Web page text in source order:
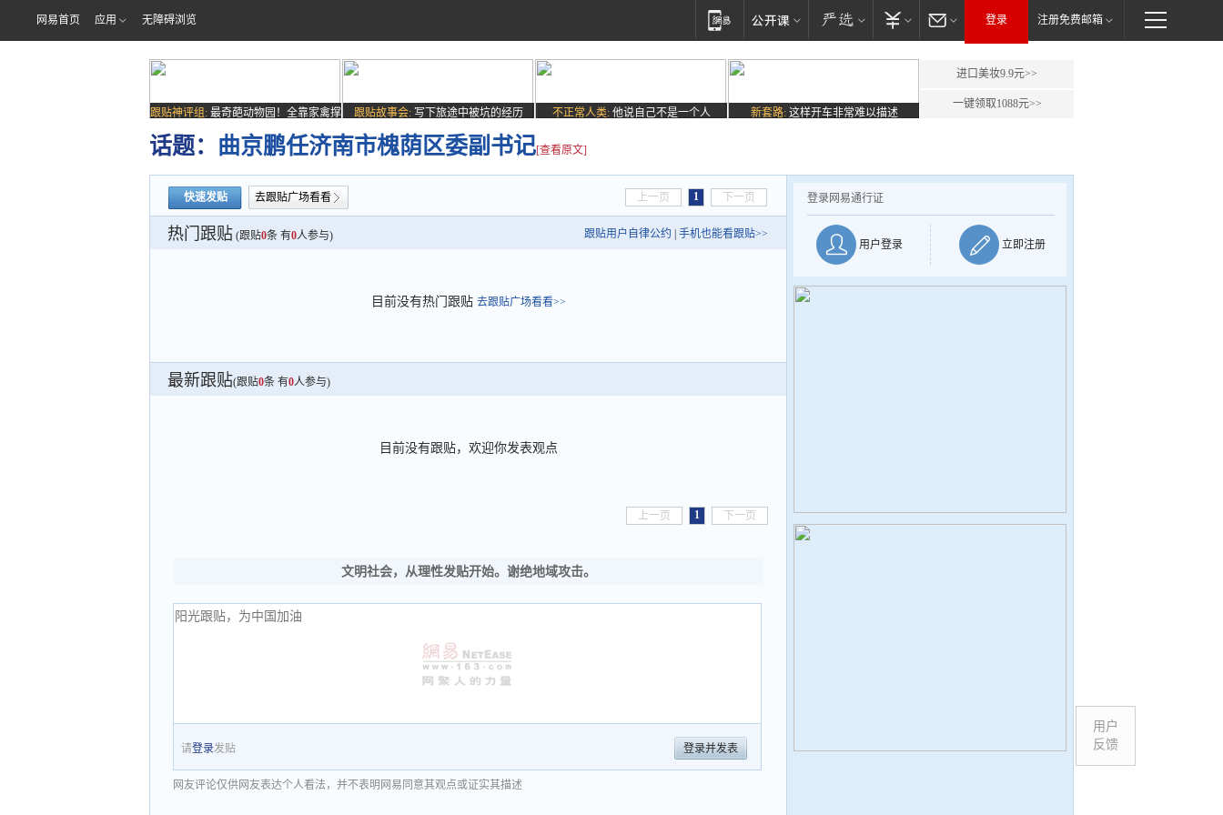
网易首页 应用 无障碍浏览 登录 注册免费邮箱
跟贴神评组: 最奇葩动物园！全靠家禽撑
场子
跟贴故事会: 写下旅途中被坑的经历 不正常人类: 他说自己不是一个人 新套路: 这样开车非常难以描述
进口美妆9.9元>>
一键领取1088元>>
话题： 曲京鹏任济南市槐荫区委副书记[查看原文]
快速发贴 去跟贴广场看看 上一页 1 下一页
热门跟贴 (跟贴0条 有0人参与) 跟贴用户自律公约 手机也能看跟贴>>
目前没有热门跟贴 去跟贴广场看看>>
最新跟贴(跟贴0条 有0人参与)
目前没有跟贴，欢迎你发表观点
上一页 1 下一页
文明社会，从理性发贴开始。谢绝地域攻击。
请登录发贴 登录并发表
网友评论仅供网友表达个人看法，并不表明网易同意其观点或证实其描述
登录网易通行证
用户登录 立即注册
用户
反馈